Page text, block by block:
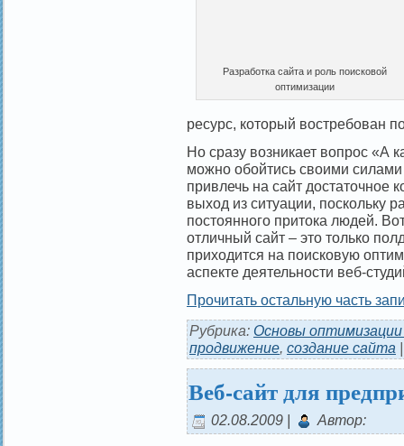
Разработка сайта и роль поисковой
оптимизации
ресурс, который востребован
Но сразу возникает вопрос «А
можно обойтись своими
привлечь на сайт достаточное
выход из ситуации, поскольку
постоянного притока людей.
отличный сайт – это только
приходится на поисковую
аспекте деятельности веб-
Прочитать остальную часть
Рубрика: Основы
продвижение, создание сайта
Веб-сайт для
02.08.2009 | Автор: